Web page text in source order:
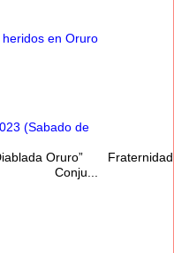
en Oruro
(Sabado de
Oruro” Fraternidad
Conju...